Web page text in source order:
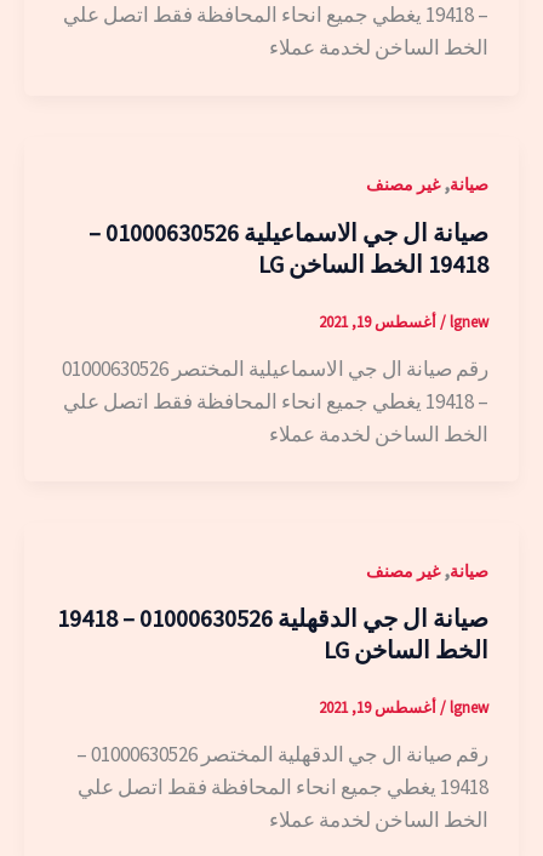
– 19418 يغطي جميع انحاء المحافظة فقط اتصل علي
الخط الساخن لخدمة عملاء
صيانة,غير مصنف
صيانة ال جي الاسماعيلية 01000630526 –
19418 الخط الساخن LG
lgnew
/أغسطس 19, 2021
رقم صيانة ال جي الاسماعيلية المختصر 01000630526
– 19418 يغطي جميع انحاء المحافظة فقط اتصل علي
الخط الساخن لخدمة عملاء
صيانة,غير مصنف
صيانة ال جي الدقهلية 01000630526 – 19418
الخط الساخن LG
lgnew
/أغسطس 19, 2021
رقم صيانة ال جي الدقهلية المختصر 01000630526 –
19418 يغطي جميع انحاء المحافظة فقط اتصل علي
الخط الساخن لخدمة عملاء